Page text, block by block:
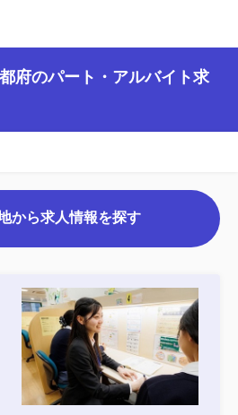
府のパート・アルバイト求
から求人情報を探す